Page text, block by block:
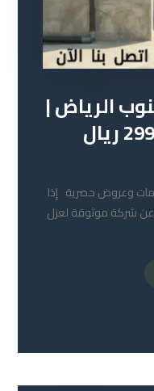
الرياض |
وعروض حصرية إذا
شركة موثوقة لعزل